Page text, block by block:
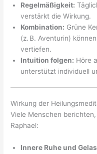
Regelmäßigkeit:
verstärkt die Wirkung.
Kombination: Grüne
(z. B. Aventurin)
vertiefen.
Intuition folgen: Höre
unterstützt individuell
Wirkung der
Viele Menschen
Raphael:
Innere Ruhe und